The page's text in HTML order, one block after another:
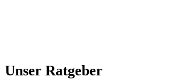
Unser Ratgeber